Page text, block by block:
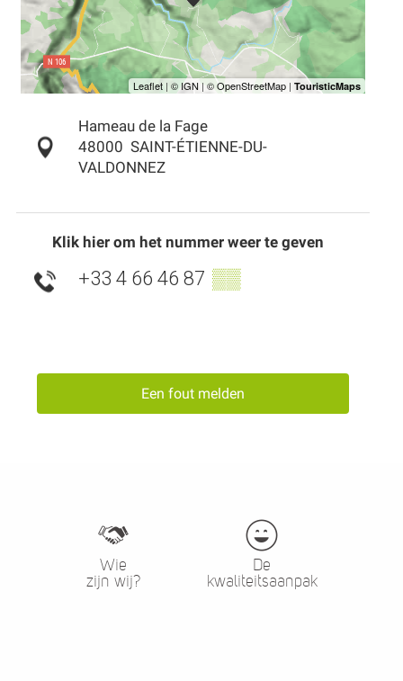
Hameau de la Fage
48000 SAINT-ÉTIENNE-DU-
VALDONNEZ
Klik hier om het nummer weer te geven
+33 4 66 46 87 ▒▒
Een fout melden
Wie
zijn wij?
De
kwaliteitsaanpak